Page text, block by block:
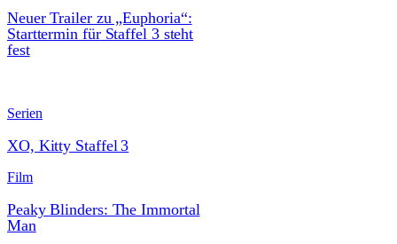
Neuer Trailer zu „Euphoria“:
Starttermin für Staffel 3 steht
fest
Serien
XO, Kitty Staffel 3
Film
Peaky Blinders: The Immortal
Man